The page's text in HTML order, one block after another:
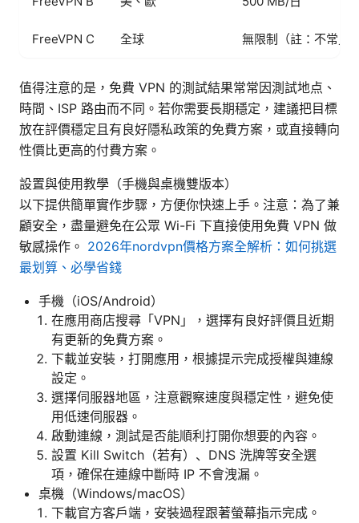
FreeVPN C 全球 無限制（註：不常見
值得注意的是，免費 VPN 的測試結果常常因測試地点、
時間、ISP 路由而不同。若你需要長期穩定，建議把目標
放在評價穩定且有良好隱私政策的免費方案，或直接轉向
性價比更高的付費方案。
設置與使用教學（手機與桌機雙版本）
以下提供簡單實作步驟，方便你快速上手。注意：為了兼
顧安全，盡量避免在公眾 Wi-Fi 下直接使用免費 VPN 做
敏感操作。 2026年nordvpn價格方案全解析：如何挑選
最划算、必學省錢
手機（iOS/Android）
在應用商店搜尋「VPN」，選擇有良好評價且近期
有更新的免費方案。
下載並安裝，打開應用，根據提示完成授權與連線
設定。
選擇伺服器地區，注意觀察速度與穩定性，避免使
用低速伺服器。
啟動連線，測試是否能順利打開你想要的內容。
設置 Kill Switch（若有）、DNS 洗牌等安全選
項，確保在連線中斷時 IP 不會洩漏。
桌機（Windows/macOS）
下載官方客戶端，安裝過程跟著螢幕指示完成。